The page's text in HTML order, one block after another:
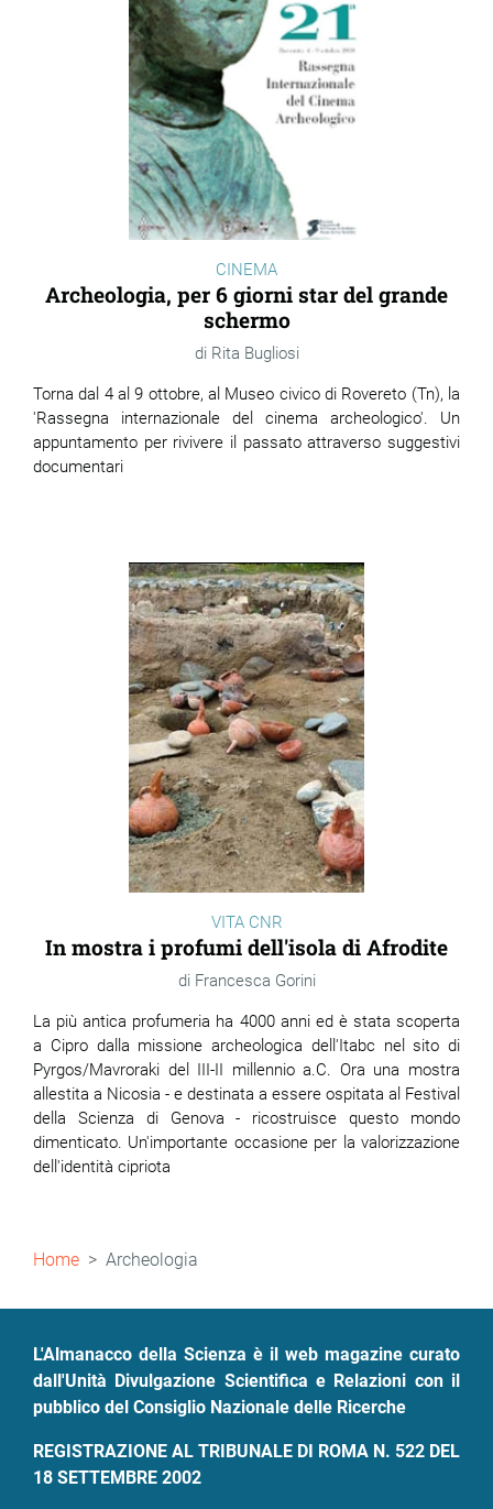
CINEMA
Archeologia, per 6 giorni star del grande
schermo
Rita Bugliosi
Torna dal 4 al 9 ottobre, al Museo civico di Rovereto (Tn), la
'Rassegna internazionale del cinema archeologico'. Un
appuntamento per rivivere il passato attraverso suggestivi
documentari
VITA CNR
In mostra i profumi dell'isola di Afrodite
Francesca Gorini
La più antica profumeria ha 4000 anni ed è stata scoperta
a Cipro dalla missione archeologica dell'Itabc nel sito di
Pyrgos/Mavroraki del III-II millennio a.C. Ora una mostra
allestita a Nicosia - e destinata a essere ospitata al Festival
della Scienza di Genova - ricostruisce questo mondo
dimenticato. Un'importante occasione per la valorizzazione
dell'identità cipriota
Briciole
Home Archeologia
L'Almanacco della Scienza è il web magazine curato
dall'Unità Divulgazione Scientifica e Relazioni con il
pubblico del Consiglio Nazionale delle Ricerche
REGISTRAZIONE AL TRIBUNALE DI ROMA N. 522 DEL
18 SETTEMBRE 2002